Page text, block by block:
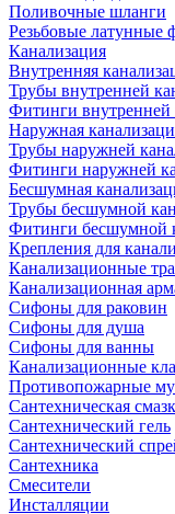
Поливочные шланги
Резьбовые латунные
Канализация
Внутренняя
Трубы внутренней
Фитинги внутренней
Наружная
Трубы наружней
Фитинги наружней
Бесшумная
Трубы бесшумной
Фитинги бесшумной
Крепления для
Канализационные
Канализационная
Сифоны для раковин
Сифоны для душа
Сифоны для ванны
Канализационные
Противопожарные
Сантехническая
Сантехнический гель
Сантехнический
Сантехника
Смесители
Инсталляции